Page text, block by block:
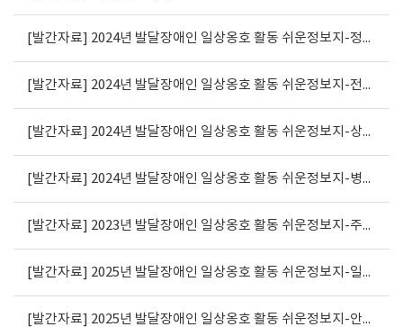
[발간자료] 2024년 발달장애인 일상옹호 활동 쉬운정보지-정수기 이용 방법 안내
[발간자료] 2024년 발달장애인 일상옹호 활동 쉬운정보지-전자레인지 이용 방법 안내
[발간자료] 2024년 발달장애인 일상옹호 활동 쉬운정보지-상한 음식 확인 방법
[발간자료] 2024년 발달장애인 일상옹호 활동 쉬운정보지-병원 이용 방법 안내
[발간자료] 2023년 발달장애인 일상옹호 활동 쉬운정보지-주민등록증 발급 신청서
[발간자료] 2025년 발달장애인 일상옹호 활동 쉬운정보지-일자리편
[발간자료] 2025년 발달장애인 일상옹호 활동 쉬운정보지-안전편